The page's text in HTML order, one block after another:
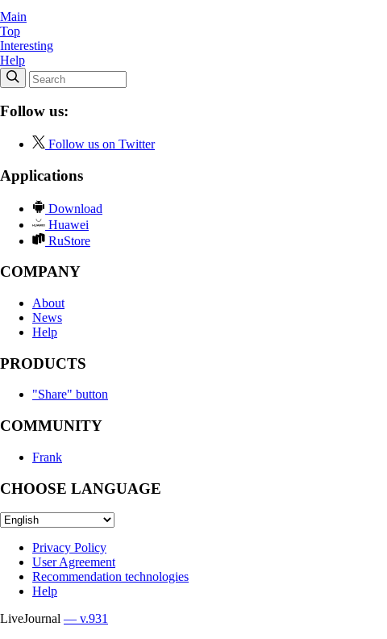
Main
Top
Interesting
Help
Follow us:
Follow us on Twitter
Applications
Download
Huawei
RuStore
COMPANY
About
News
Help
PRODUCTS
"Share" button
COMMUNITY
Frank
CHOOSE LANGUAGE
Privacy Policy
User Agreement
Recommendation technologies
Help
LiveJournal — v.931